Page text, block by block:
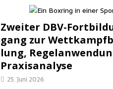
Zwei­ter DBV-
gang zur
lung,
Praxisanalyse
25. Juni 2026